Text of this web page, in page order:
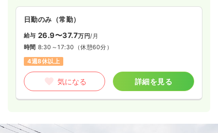
日勤のみ（常勤）
給与 26.9〜37.7万円/月
時間 8:30～17:30 （休憩60分）
4週8休以上
気になる 詳細を見る